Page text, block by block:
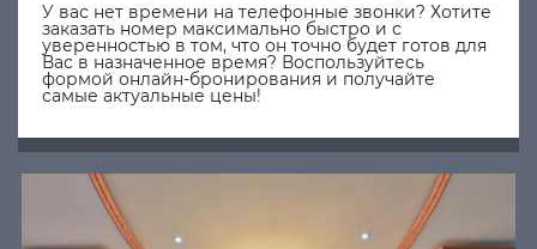
У вас нет времени на телефонные звонки? Хотите
заказать номер максимально быстро и с
уверенностью в том, что он точно будет готов для
Вас в назначенное время? Воспользуйтесь
формой онлайн-бронирования и получайте
самые актуальные цены!